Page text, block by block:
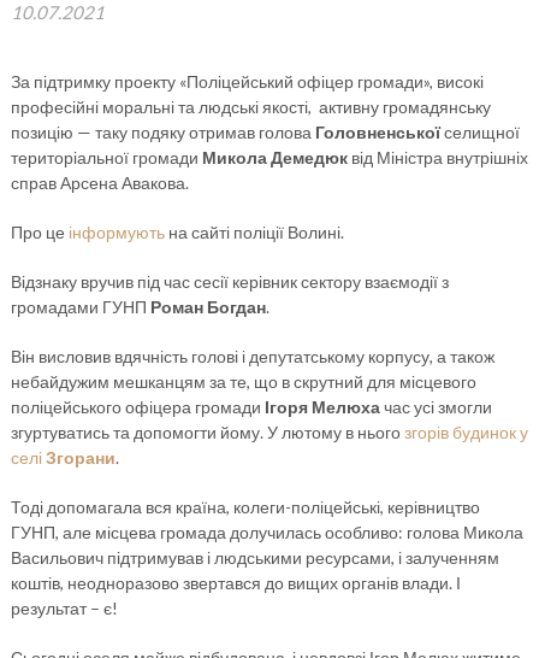
10.07.2021
За підтримку проекту «Поліцейський офіцер громади», високі
професійні моральні та людські якості, активну громадянську
позицію — таку подяку отримав голова Головненськоїселищної
територіальної громади Микола Демедюк від Міністра внутрішніх
справ Арсена Авакова.
Про це інформують на сайті поліції Волині.
Відзнаку вручив під час сесії керівник сектору взаємодії з
громадами ГУНП Роман Богдан.
Він висловив вдячність голові і депутатському корпусу, а також
небайдужим мешканцям за те, що в скрутний для місцевого
поліцейського офіцера громади Ігоря Мелюхачас усі змогли
згуртуватись та допомогти йому. У лютому в ньогозгорів будинок у
селіЗгорани.
Тоді допомагала вся країна, колеги-поліцейські, керівництво
ГУНП, але місцева громада долучилась особливо: голова Микола
Васильович підтримував і людськими ресурсами, і залученням
коштів, неодноразово звертався до вищих органів влади. І
результат – є!